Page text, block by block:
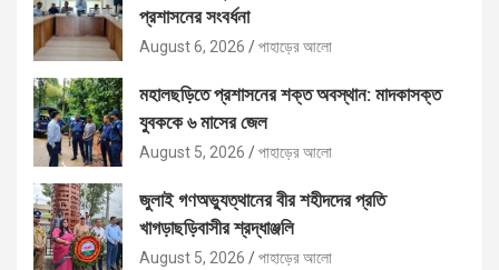
প্রশাসনের সংবর্ধনা
August 6, 2026 পাহাড়ের আলো
মহালছড়িতে প্রশাসনের শক্ত অবস্থান: মাদকাসক্ত
যুবককে ৬ মাসের জেল
August 5, 2026 পাহাড়ের আলো
জুলাই গণঅভ্যুত্থানের বীর শহীদদের প্রতি
খাগড়াছড়িবাসীর শ্রদ্ধাঞ্জলি
August 5, 2026 পাহাড়ের আলো